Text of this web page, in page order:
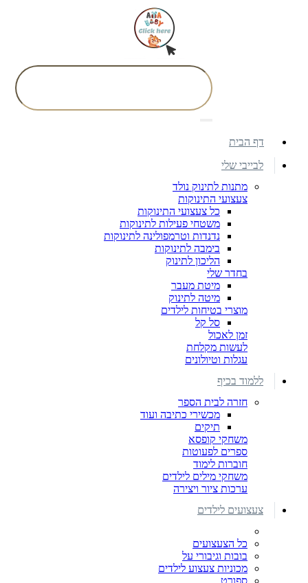
דף הבית
לבייבי שלי
מתנות לתינוק נולד
צעצועי התינוקות
כל צעצועי התינוקות
משטחי פעילות לתינוקות
נדנדות וטרמפולינה לתינוקות
בימבה לתינוקות
הליכון לתינוק
בחדר שלי
מיטת מעבר
מיטה לתינוק
מוצרי בטיחות לילדים
סל קל
זמן לאכול
לעשות מקלחת
עגלות וטיולונים
ללמוד בכיף
חזרה לבית הספר
מכשירי כתיבה ועוד
תיקים
משחקי קופסא
ספרים לפעוטות
חוברות לימוד
משחקי מילים לילדים
ערכות ציור ויצירה
צעצועים לילדים
כל הצעצועים
בובות וגיבורי על
מכוניות צעצוע לילדים
ספורט